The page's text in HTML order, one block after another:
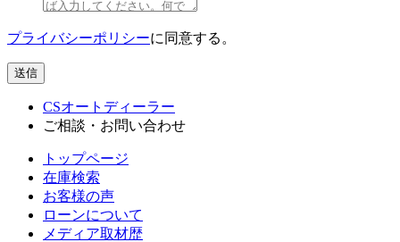
プライバシーポリシーに同意する。
送信
CSオートディーラー
ご相談・お問い合わせ
トップページ
在庫検索
お客様の声
ローンについて
メディア取材歴